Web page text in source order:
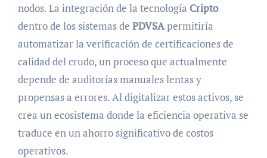
nodos. La integración de la tecnología Cripto
dentro de los sistemas de PDVSApermitiría
automatizar la verificación de certificaciones de
calidad del crudo, un proceso que actualmente
depende de auditorías manuales lentas y
propensas a errores. Al digitalizar estos activos, se
crea un ecosistema donde la eficiencia operativa se
traduce en un ahorro significativo de costos
operativos.